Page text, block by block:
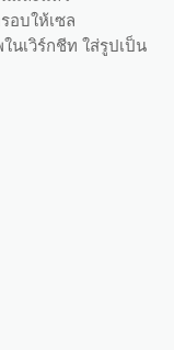
อบให้เซล
นเวิร์กชีท ใส่รูปเป็น